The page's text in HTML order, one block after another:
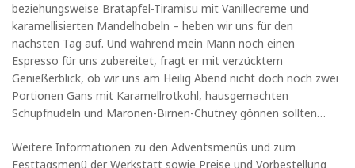
beziehungsweise Bratapfel-Tiramisu mit Vanillecreme und
karamellisierten Mandelhobeln – heben wir uns für den
nächsten Tag auf. Und während mein Mann noch einen
Espresso für uns zubereitet, fragt er mit verzücktem
Genießerblick, ob wir uns am Heilig Abend nicht doch noch zwei
Portionen Gans mit Karamellrotkohl, hausgemachten
Schupfnudeln und Maronen-Birnen-Chutney gönnen sollten…
Weitere Informationen zu den Adventsmenüs und zum
Festtagsmenü der Werkstatt sowie Preise und Vorbestellung